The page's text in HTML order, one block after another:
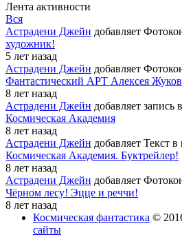
Лента активности
Вся
Астрадени Джейн добавляет
художник!
5 лет назад
Астрадени Джейн добавляет
Фантастический АРТ Алексея
8 лет назад
Астрадени Джейн добавляет запись
Космическая Академия
8 лет назад
Астрадени Джейн добавляет Текст в
Космическая Академия. Буктрейлер!
8 лет назад
Астрадени Джейн добавляет
Чёрном лесу! Эцце и реччи!
8 лет назад
Космическая фантастика ©
сайты